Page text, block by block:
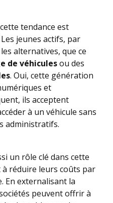
tendance est
jeunes actifs, par
alternatives, que ce
de véhiculesou des
. Oui, cette génération
et
ils acceptent
à un véhicule sans
administratifs.
un rôle clé dans cette
réduire leurs coûts par
En externalisant la
peuvent offrir à